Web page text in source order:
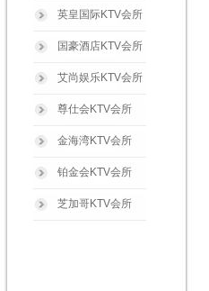
英皇国际KTV会所
国豪酒店KTV会所
艾尚娱乐KTV会所
尊仕会KTV会所
金海湾KTV会所
铂金会KTV会所
芝加哥KTV会所